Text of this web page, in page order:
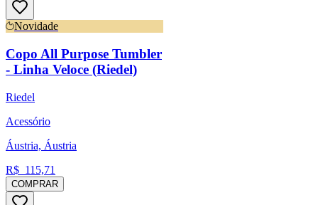
Novidade
Copo All Purpose Tumbler
- Linha Veloce (Riedel)
Riedel
Acessório
Áustria, Áustria
R$ 115,71
COMPRAR